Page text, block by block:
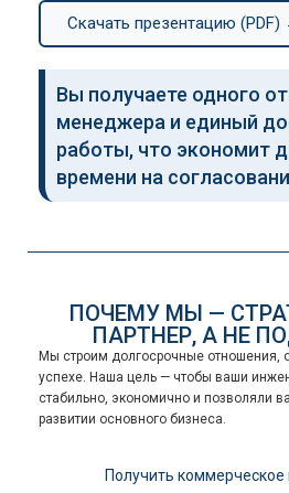
Скачать презентацию (PDF)
Вы получаете одного
менеджера и единый
работы, что экономит
времени на
ПОЧЕМУ МЫ —
ПАРТНЕР, А НЕ
Мы строим долгосрочные отношения,
успехе. Наша цель — чтобы ваши
стабильно, экономично и позволяли
развитии основного бизнеса.
Получить